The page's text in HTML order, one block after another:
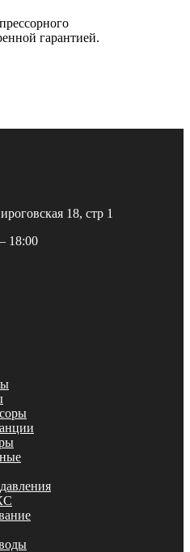
гарантией.
18, стр 1
18:00